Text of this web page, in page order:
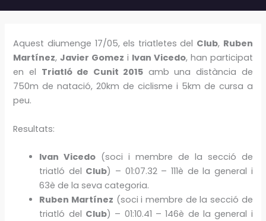
Aquest diumenge 17/05, els triatletes del Club, Ruben
Martínez,Javier Gomez i Ivan Vicedo, han participat
en el Triatló de Cunit 2015 amb una distància de
750m de natació, 20km de ciclisme i 5km de cursa a
peu.
Resultats:
Ivan Vicedo (soci i membre de la secció de
triatló del Club) – 01:07.32 – 111è de la general i
63è de la seva categoria.
Ruben Martínez (soci i membre de la secció de
triatló del Club) – 01:10.41 – 146è de la general i